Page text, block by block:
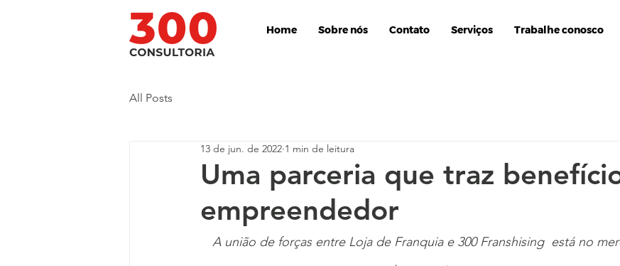
Home Sobre nós Contato Serviços Trabalhe conosco
All Posts
Uma parceria que traz
empreendedor
13 de jun. de 2022 1 min de leitura
A união de forças entre Loja de Franquia e 300 Franshising  está no